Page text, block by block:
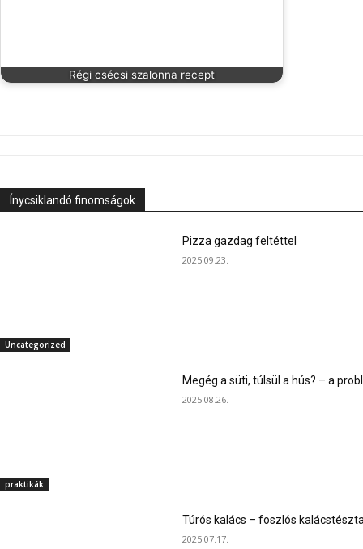
Régi csécsi szalonna recept
Ínycsiklandó finomságok
Uncategorized
Pizza gazdag feltéttel
2025.09.23.
praktikák
Megég a süti, túlsül a hús? – a
2025.08.26.
Túrós kalács – foszlós
2025.07.17.